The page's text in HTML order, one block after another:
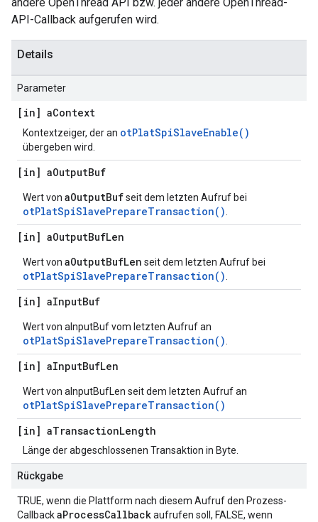
API-Callback aufgerufen wird.
Details
Parameter
[in] aContext
Kontextzeiger, der an otPlatSpiSlaveEnable()
übergeben wird.
[in] aOutputBuf
Wert von aOutputBufseit dem letzten Aufruf bei
otPlatSpiSlavePrepareTransaction()
[in] aOutputBufLen
Wert von aOutputBufLen seit dem letzten Aufruf bei
otPlatSpiSlavePrepareTransaction()
[in] aInputBuf
Wert von aInputBuf vom letzten Aufruf an
otPlatSpiSlavePrepareTransaction()
[in] aInputBufLen
Wert von aInputBufLen seit dem letzten Aufruf an
otPlatSpiSlavePrepareTransaction()
[in] aTransactionLength
Länge der abgeschlossenen Transaktion in Byte.
Rückgabe
TRUE, wenn die Plattform nach diesem Aufruf den Prozess-
CallbackaProcessCallbackaufrufen soll, FALSE, wenn